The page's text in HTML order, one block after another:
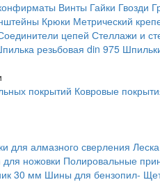
Винты Гайки Гвозди
Крюки Метрический
цепей Стеллажи и
резьбовая din 975
покрытий Ковровые
для алмазного сверления
для ножовки Полировальные
30 мм Шины для бензопил-